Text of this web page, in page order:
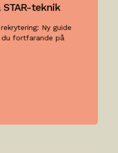
teknik
Ny guide
du fortfarande på